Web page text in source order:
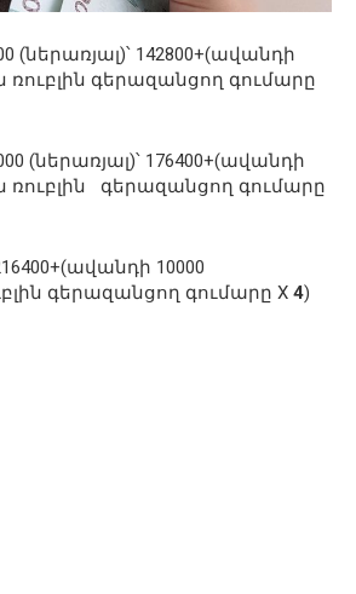
(ներառյալ)՝ 142800+(ավանդի
ռուբլին գերազանցող գումարը
(ներառյալ)՝ 176400+(ավանդի
ռուբլին գերազանցող գումարը
10000
գերազանցող գումարը X 4)